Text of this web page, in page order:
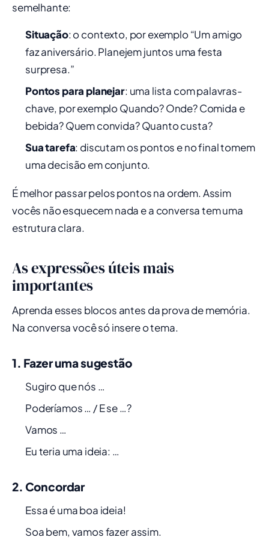
semelhante:
Situação: o contexto, por exemplo “Um amigo
faz aniversário. Planejem juntos uma festa
surpresa.”
Pontos para planejar: uma lista com palavras-
chave, por exemplo Quando? Onde? Comida e
bebida? Quem convida? Quanto custa?
Sua tarefa: discutam os pontos e no final tomem
uma decisão em conjunto.
É melhor passar pelos pontos na ordem. Assim
vocês não esquecem nada e a conversa tem uma
estrutura clara.
As expressões úteis mais
importantes
Aprenda esses blocos antes da prova de memória.
Na conversa você só insere o tema.
1. Fazer uma sugestão
Sugiro que nós …
Poderíamos … / E se …?
Vamos …
Eu teria uma ideia: …
2. Concordar
Essa é uma boa ideia!
Soa bem, vamos fazer assim.